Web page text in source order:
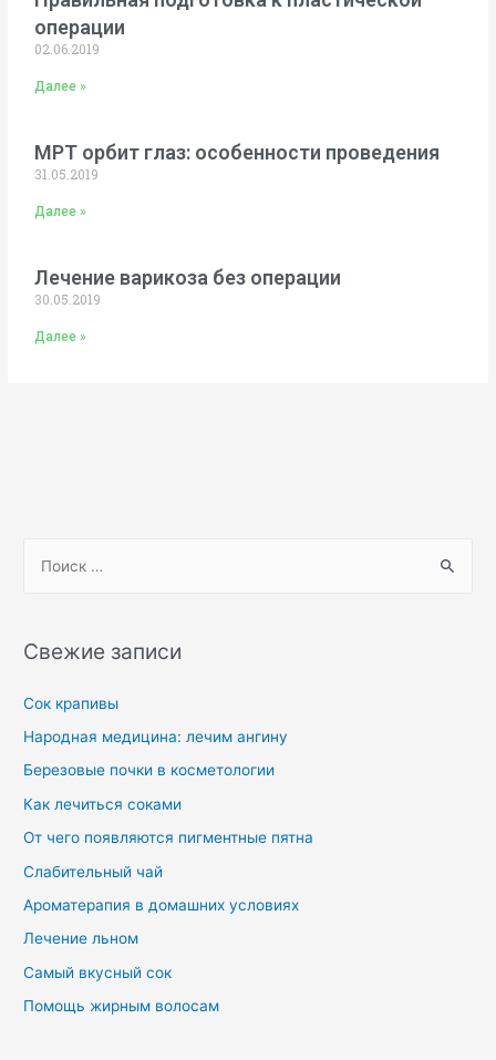
операции
02.06.2019
Далее »
МРТ орбит глаз: особенности проведения
31.05.2019
Далее »
Лечение варикоза без операции
30.05.2019
Далее »
Свежие записи
Сок крапивы
Народная медицина: лечим ангину
Березовые почки в косметологии
Как лечиться соками
От чего появляются пигментные пятна
Слабительный чай
Ароматерапия в домашних условиях
Лечение льном
Самый вкусный сок
Помощь жирным волосам